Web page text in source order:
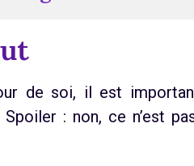
de soi, il est
Spoiler : non, ce n’est